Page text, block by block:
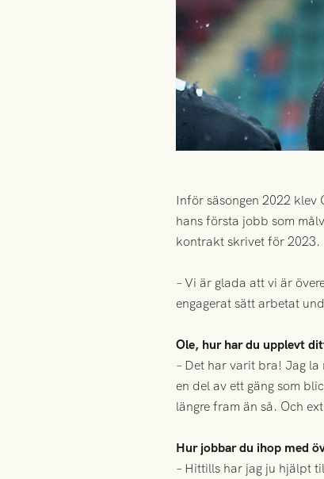
Inför säsongen 2022
hans första jobb som
kontrakt skrivet för 2023.
– Vi är glada att vi är
engagerat sätt arbetat
Ole, hur har du upplevt
– Det har varit bra! Jag
en del av ett gäng som
längre fram än så. Och
Hur jobbar du ihop med
– Hittills har jag ju hjälpt